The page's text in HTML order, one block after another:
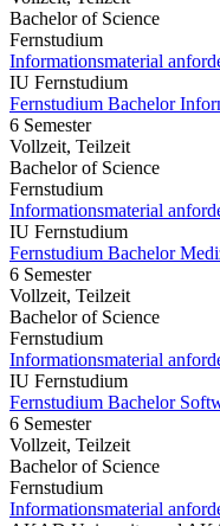
Bachelor of Science
Fernstudium
Informationsmaterial
IU Fernstudium
Fernstudium Bachelor
6 Semester
Vollzeit, Teilzeit
Bachelor of Science
Fernstudium
Informationsmaterial
IU Fernstudium
Fernstudium Bachelor
6 Semester
Vollzeit, Teilzeit
Bachelor of Science
Fernstudium
Informationsmaterial
IU Fernstudium
Fernstudium Bachelor
6 Semester
Vollzeit, Teilzeit
Bachelor of Science
Fernstudium
Informationsmaterial